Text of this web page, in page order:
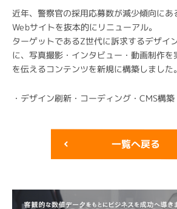
近年、警察官の採用応募数が減少傾向にあ
Webサイトを抜本的にリニューアル。
ターゲットであるZ世代に訴求するデザイ
に、写真撮影・インタビュー・動画制作
を伝えるコンテンツを新規に構築しました。
・デザイン刷新・コーディング・CMS構
一覧へ戻る